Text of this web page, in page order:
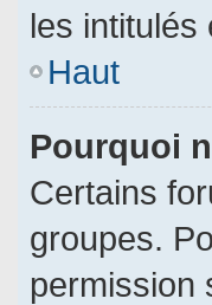
les intitulés
Haut
Pourquoi
Certains
groupes.
permission